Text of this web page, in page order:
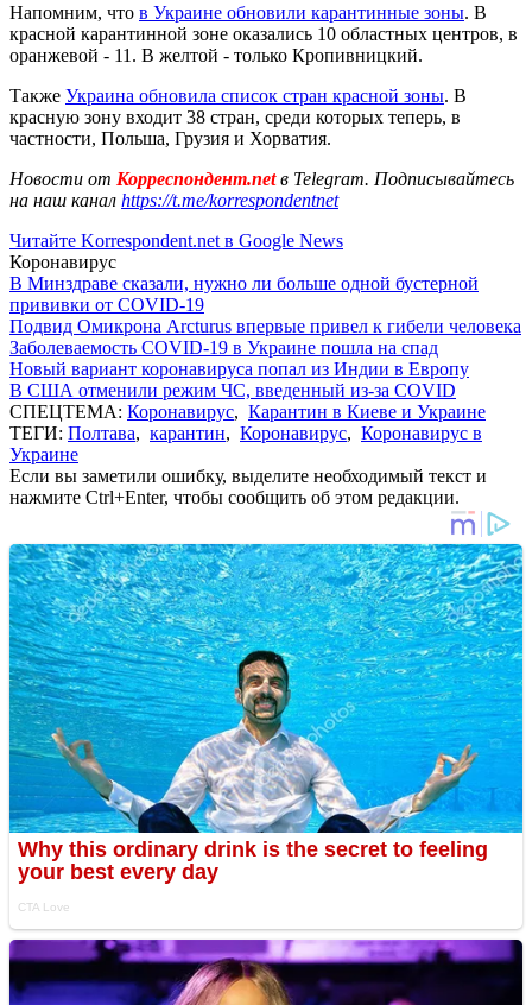
Напомним, что в Украине обновили карантинные зоны. В
красной карантинной зоне оказались 10 областных центров, в
оранжевой - 11. В желтой - только Кропивницкий.
Также Украина обновила список стран красной зоны. В
красную зону входит 38 стран, среди которых теперь, в
частности, Польша, Грузия и Хорватия.
Новости от Корреспондент.netв Telegram. Подписывайтесь
на наш канал https://t.me/korrespondentnet
Читайте Korrespondent.net в Google News
Коронавирус
В Минздраве сказали, нужно ли больше одной бустерной
прививки от COVID-19
Подвид Омикрона Arcturus впервые привел к гибели человека
Заболеваемость COVID-19 в Украине пошла на спад
Новый вариант коронавируса попал из Индии в Европу
В США отменили режим ЧС, введенный из-за COVID
СПЕЦТЕМА: Коронавирус, Карантин в Киеве и Украине
ТЕГИ: Полтава, карантин, Коронавирус, Коронавирус в
Украине
Если вы заметили ошибку, выделите необходимый текст и
нажмите Ctrl+Enter, чтобы сообщить об этом редакции.